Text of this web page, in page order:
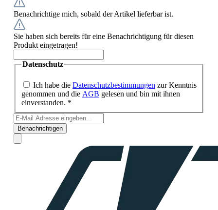
Benachrichtige mich, sobald der Artikel lieferbar ist.
Sie haben sich bereits für eine Benachrichtigung für diesen
Produkt eingetragen!
Datenschutz
Ich habe die Datenschutzbestimmungen zur Kenntnis
genommen und die AGB gelesen und bin mit ihnen
einverstanden. *
Benachrichtigen